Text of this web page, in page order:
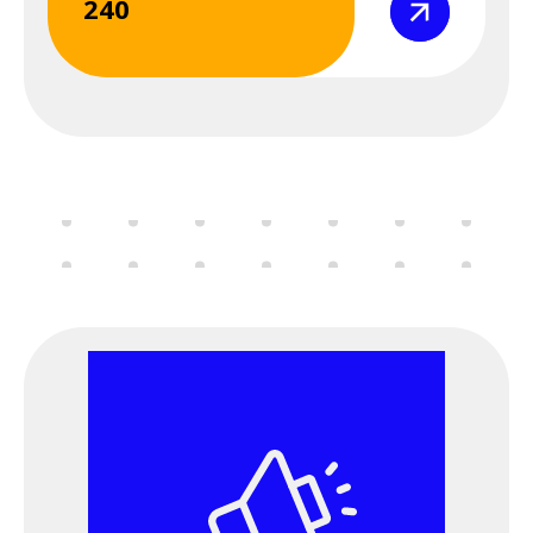
Σεμινάριο
(webinar) "Μέσα
Ατομικής
12:00 am - 09:00 pm
Διαδικτυακό
06:00 pm - 09:00 pm
Εκδήλωση
ΕΛ.ΙΝ.Υ.Α.Ε. - Παν.
Ιωαννίνων -
240